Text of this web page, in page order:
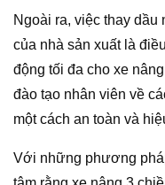
Ngoài ra, việc thay
của nhà sản xuất là
động tối đa cho xe
đào tạo nhân viên về
một cách an toàn và
Với những phương